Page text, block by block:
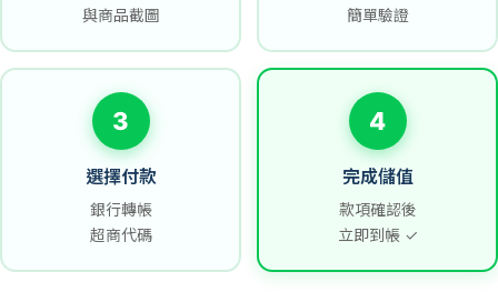
與商品截圖
簡單驗證
3
選擇付款
銀行轉帳
超商代碼
4
完成儲值
款項確認後
立即到帳 ✓